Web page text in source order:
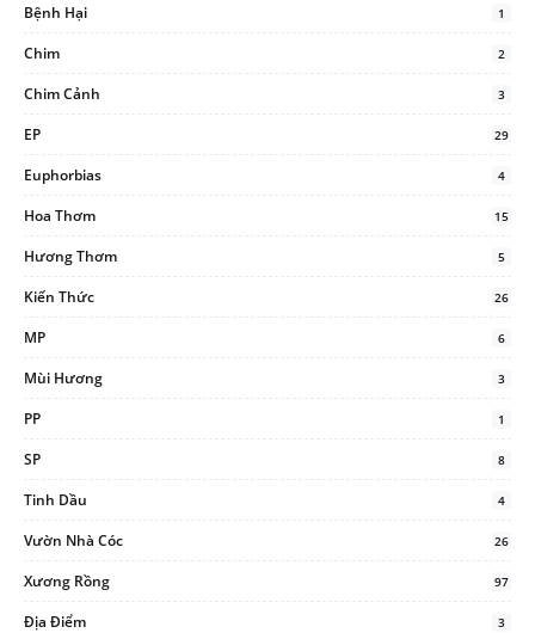
Bệnh Hại 1
Chim 2
Chim Cảnh 3
EP 29
Euphorbias 4
Hoa Thơm 15
Hương Thơm 5
Kiến Thức 26
MP 6
Mùi Hương 3
PP 1
SP 8
Tinh Dầu 4
Vườn Nhà Cóc 26
Xương Rồng 97
Địa Điểm 3